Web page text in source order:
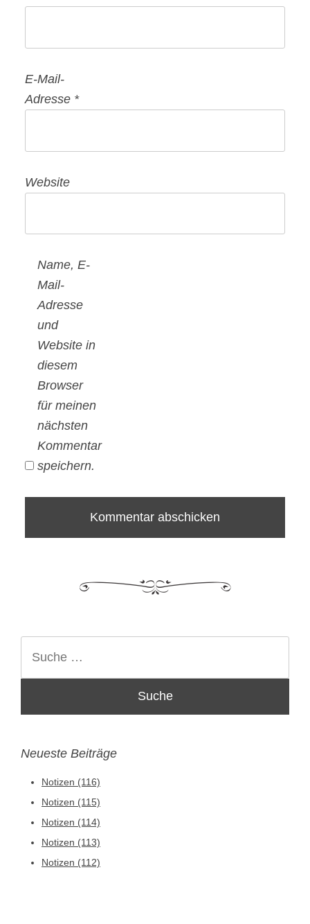
E-Mail-
Adresse *
Website
Name, E-
Mail-
Adresse
und
Website in
diesem
Browser
für meinen
nächsten
Kommentar
speichern.
Neueste Beiträge
Notizen (116)
Notizen (115)
Notizen (114)
Notizen (113)
Notizen (112)